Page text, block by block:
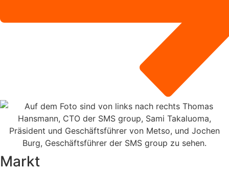
Markt